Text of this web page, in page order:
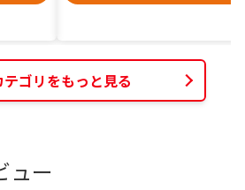
テゴリをもっと見る
ュー